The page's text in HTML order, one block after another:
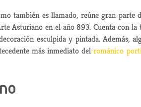
también es llamado, reúne gran parte
Asturiano en el año 893. Cuenta con la
esculpida y pintada. Además,
más inmediato delrománico